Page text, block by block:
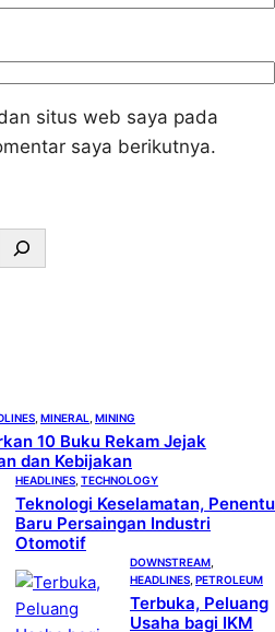
situs web saya pada
saya berikutnya.
MINERAL MINING
10 Buku Rekam Jejak
dan Kebijakan
HEADLINES TECHNOLOGY
Teknologi Keselamatan, Penentu
Baru Persaingan Industri
Otomotif
DOWNSTREAM
HEADLINES PETROLEUM
Terbuka, Peluang
Usaha bagi IKM